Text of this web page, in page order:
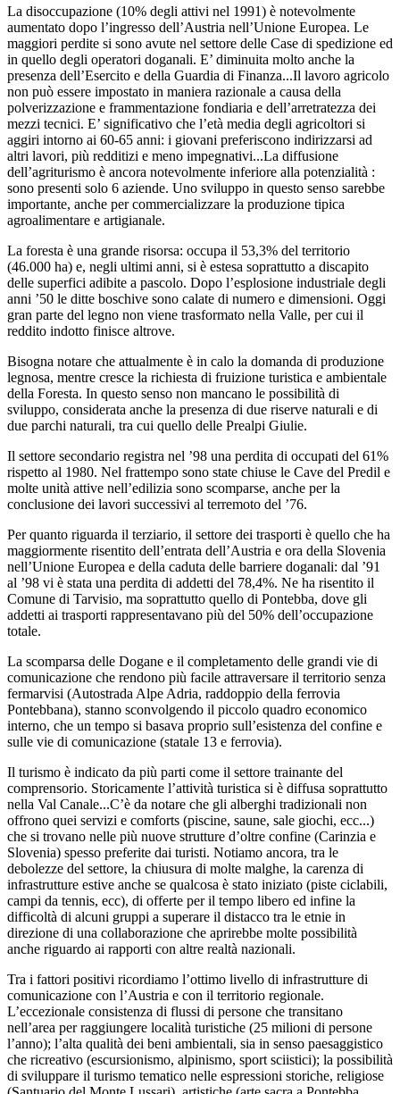
La disoccupazione (10% degli attivi nel 1991) è notevolmente
aumentato dopo l’ingresso dell’Austria nell’Unione Europea. Le
maggiori perdite si sono avute nel settore delle Case di spedizione ed
in quello degli operatori doganali. E’ diminuita molto anche la
presenza dell’Esercito e della Guardia di Finanza...Il lavoro agricolo
non può essere impostato in maniera razionale a causa della
polverizzazione e frammentazione fondiaria e dell’arretratezza dei
mezzi tecnici. E’ significativo che l’età media degli agricoltori si
aggiri intorno ai 60-65 anni: i giovani preferiscono indirizzarsi ad
altri lavori, più redditizi e meno impegnativi...La diffusione
dell’agriturismo è ancora notevolmente inferiore alla potenzialità :
sono presenti solo 6 aziende. Uno sviluppo in questo senso sarebbe
importante, anche per commercializzare la produzione tipica
agroalimentare e artigianale.
La foresta è una grande risorsa: occupa il 53,3% del territorio
(46.000 ha) e, negli ultimi anni, si è estesa soprattutto a discapito
delle superfici adibite a pascolo. Dopo l’esplosione industriale degli
anni ’50 le ditte boschive sono calate di numero e dimensioni. Oggi
gran parte del legno non viene trasformato nella Valle, per cui il
reddito indotto finisce altrove.
Bisogna notare che attualmente è in calo la domanda di produzione
legnosa, mentre cresce la richiesta di fruizione turistica e ambientale
della Foresta. In questo senso non mancano le possibilità di
sviluppo, considerata anche la presenza di due riserve naturali e di
due parchi naturali, tra cui quello delle Prealpi Giulie.
Il settore secondario registra nel ’98 una perdita di occupati del 61%
rispetto al 1980. Nel frattempo sono state chiuse le Cave del Predil e
molte unità attive nell’edilizia sono scomparse, anche per la
conclusione dei lavori successivi al terremoto del ’76.
Per quanto riguarda il terziario, il settore dei trasporti è quello che ha
maggiormente risentito dell’entrata dell’Austria e ora della Slovenia
nell’Unione Europea e della caduta delle barriere doganali: dal ’91
al ’98 vi è stata una perdita di addetti del 78,4%. Ne ha risentito il
Comune di Tarvisio, ma soprattutto quello di Pontebba, dove gli
addetti ai trasporti rappresentavano più del 50% dell’occupazione
totale.
La scomparsa delle Dogane e il completamento delle grandi vie di
comunicazione che rendono più facile attraversare il territorio senza
fermarvisi (Autostrada Alpe Adria, raddoppio della ferrovia
Pontebbana), stanno sconvolgendo il piccolo quadro economico
interno, che un tempo si basava proprio sull’esistenza del confine e
sulle vie di comunicazione (statale 13 e ferrovia).
Il turismo è indicato da più parti come il settore trainante del
comprensorio. Storicamente l’attività turistica si è diffusa soprattutto
nella Val Canale...C’è da notare che gli alberghi tradizionali non
offrono quei servizi e comforts (piscine, saune, sale giochi, ecc...)
che si trovano nelle più nuove strutture d’oltre confine (Carinzia e
Slovenia) spesso preferite dai turisti. Notiamo ancora, tra le
debolezze del settore, la chiusura di molte malghe, la carenza di
infrastrutture estive anche se qualcosa è stato iniziato (piste ciclabili,
campi da tennis, ecc), di offerte per il tempo libero ed infine la
difficoltà di alcuni gruppi a superare il distacco tra le etnie in
direzione di una collaborazione che aprirebbe molte possibilità
anche riguardo ai rapporti con altre realtà nazionali.
Tra i fattori positivi ricordiamo l’ottimo livello di infrastrutture di
comunicazione con l’Austria e con il territorio regionale.
L’eccezionale consistenza di flussi di persone che transitano
nell’area per raggiungere località turistiche (25 milioni di persone
l’anno); l’alta qualità dei beni ambientali, sia in senso paesaggistico
che ricreativo (escursionismo, alpinismo, sport sciistici); la possibilità
di sviluppare il turismo tematico nelle espressioni storiche, religiose